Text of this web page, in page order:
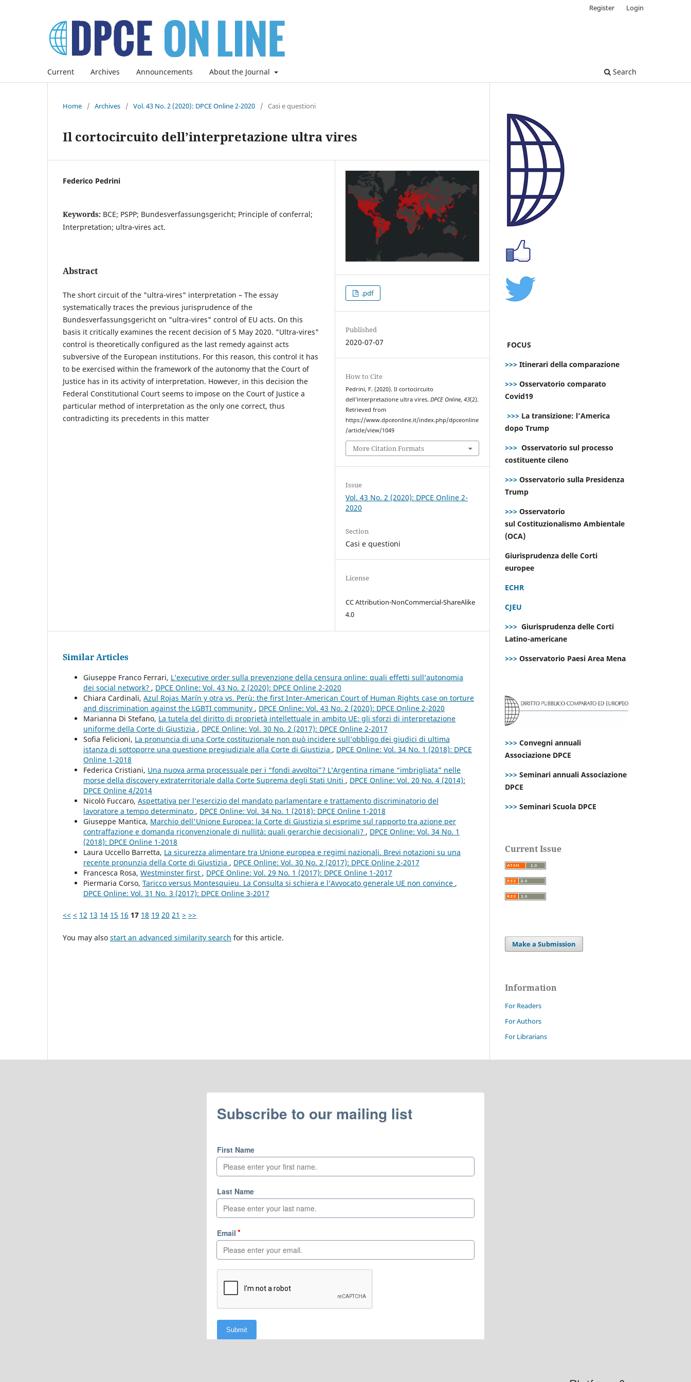
Current Archives Announcements About the Journal Search
Register Login
Home / Archives / Vol. 43 No. 2 (2020): DPCE Online 2-2020 / Casi e questioni
Il cortocircuito dell’interpretazione ultra vires
Federico Pedrini
Keywords: BCE; PSPP; Bundesverfassungsgericht; Principle of conferral;
Interpretation; ultra-vires act.
Abstract
The short circuit of the "ultra-vires" interpretation – The essay
systematically traces the previous jurisprudence of the
Bundesverfassungsgericht on "ultra-vires" control of EU acts. On this
basis it critically examines the recent decision of 5 May 2020. "Ultra-vires"
control is theoretically configured as the last remedy against acts
subversive of the European institutions. For this reason, this control it has
to be exercised within the framework of the autonomy that the Court of
Justice has in its activity of interpretation. However, in this decision the
Federal Constitutional Court seems to impose on the Court of Justice a
particular method of interpretation as the only one correct, thus
contradicting its precedents in this matter
.pdf
Published
2020-07-07
How to Cite
Pedrini, F. (2020). Il cortocircuito
dell’interpretazione ultra vires.DPCE Online,43(2).
Retrieved from
https://www.dpceonline.it/index.php/dpceonline
/article/view/1049
More Citation Formats
Issue
Vol. 43 No. 2 (2020): DPCE Online 2-
2020
Section
Casi e questioni
License
CC Attribution-NonCommercial-ShareAlike
4.0
Similar Articles
Giuseppe Franco Ferrari, L’executive order sulla prevenzione della censura online: quali effetti sull’autonomia
dei social network? , DPCE Online: Vol. 43 No. 2 (2020): DPCE Online 2-2020
Chiara Cardinali, Azul Rojas Marín y otra vs. Perù: the first Inter-American Court of Human Rights case on torture
and discrimination against the LGBTI community , DPCE Online: Vol. 43 No. 2 (2020): DPCE Online 2-2020
Marianna Di Stefano, La tutela del diritto di proprietà intellettuale in ambito UE: gli sforzi di interpretazione
uniforme della Corte di Giustizia , DPCE Online: Vol. 30 No. 2 (2017): DPCE Online 2-2017
Sofia Felicioni, La pronuncia di una Corte costituzionale non può incidere sull’obbligo dei giudici di ultima
istanza di sottoporre una questione pregiudiziale alla Corte di Giustizia , DPCE Online: Vol. 34 No. 1 (2018): DPCE
Online 1-2018
Federica Cristiani, Una nuova arma processuale per i “fondi avvoltoi”? L’Argentina rimane “imbrigliata” nelle
morse della discovery extraterritoriale dalla Corte Suprema degli Stati Uniti , DPCE Online: Vol. 20 No. 4 (2014):
DPCE Online 4/2014
Nicolò Fuccaro, Aspettativa per l’esercizio del mandato parlamentare e trattamento discriminatorio del
lavoratore a tempo determinato , DPCE Online: Vol. 34 No. 1 (2018): DPCE Online 1-2018
Giuseppe Mantica, Marchio dell'Unione Europea: la Corte di Giustizia si esprime sul rapporto tra azione per
contraffazione e domanda riconvenzionale di nullità: quali gerarchie decisionali? , DPCE Online: Vol. 34 No. 1
(2018): DPCE Online 1-2018
Laura Uccello Barretta, La sicurezza alimentare tra Unione europea e regimi nazionali. Brevi notazioni su una
recente pronunzia della Corte di Giustizia , DPCE Online: Vol. 30 No. 2 (2017): DPCE Online 2-2017
Francesca Rosa, Westminster first , DPCE Online: Vol. 29 No. 1 (2017): DPCE Online 1-2017
Piermaria Corso, Taricco versus Montesquieu. La Consulta si schiera e l’Avvocato generale UE non convince ,
DPCE Online: Vol. 31 No. 3 (2017): DPCE Online 3-2017
<< < 12 13 14 15 16 17 18 19 20 21 > >>
You may also start an advanced similarity search for this article.
FOCUS
>>> Itinerari della comparazione
>>> Osservatorio comparato
Covid19
>>> La transizione: l’America
dopo Trump
>>> Osservatorio sul processo
costituente cileno
>>> Osservatorio sulla Presidenza
Trump
>>> Osservatorio
sul Costituzionalismo Ambientale
(OCA)
Giurisprudenza delle Corti
europee
ECHR
CJEU
>>> Giurisprudenza delle Corti
Latino-americane
>>> Osservatorio Paesi Area Mena
>>> Convegni annuali
Associazione DPCE
>>> Seminari annuali Associazione
DPCE
>>> Seminari Scuola DPCE
Current Issue
Make a Submission
Information
For Readers
For Authors
For Librarians